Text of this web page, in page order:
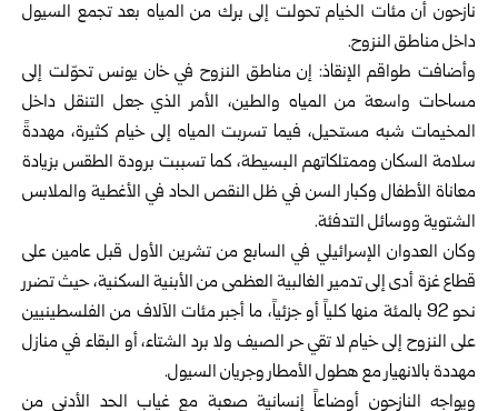
نازحون أن مئات الخيام تحولت إلى برك من المياه بعد تجمع السيول
داخل مناطق النزوح.
وأضافت طواقم الإنقاذ: إن مناطق النزوح في خان يونس تحوّلت إلى
مساحات واسعة من المياه والطين، الأمر الذي جعل التنقل داخل
المخيمات شبه مستحيل، فيما تسربت المياه إلى خيام كثيرة، مهددةً
سلامة السكان وممتلكاتهم البسيطة، كما تسببت برودة الطقس بزيادة
معاناة الأطفال وكبار السن في ظل النقص الحاد في الأغطية والملابس
الشتوية ووسائل التدفئة.
وكان العدوان الإسرائيلي في السابع من تشرين الأول قبل عامين على
قطاع غزة أدى إلى تدمير الغالبية العظمى من الأبنية السكنية، حيث تضرر
نحو 92 بالمئة منها كلياً أو جزئياً، ما أجبر مئات الآلاف من الفلسطينيين
على النزوح إلى خيام لا تقي حر الصيف ولا برد الشتاء، أو البقاء في منازل
مهددة بالانهيار مع هطول الأمطار وجريان السيول.
ويواجه النازحون أوضاعاً إنسانية صعبة مع غياب الحد الأدنى من